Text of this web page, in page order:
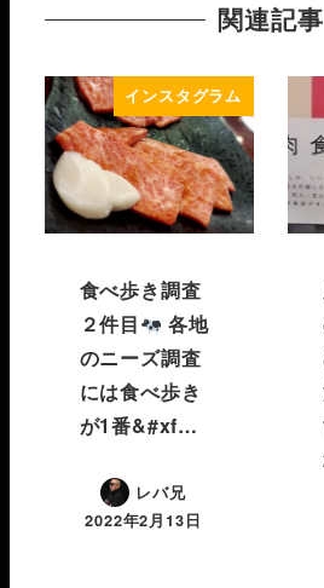
関連記事
インスタグラム
食べ歩き調査
２件目
各地
のニーズ調査
には食べ歩き
が1番&#xf…
レバ兄
2022年2月13日